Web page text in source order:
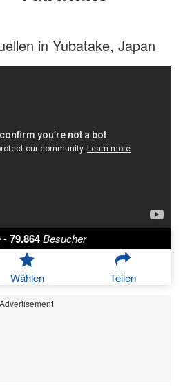
in Yubatake, Japan
-79.864Besucher
Wählen Teilen
Advertisement